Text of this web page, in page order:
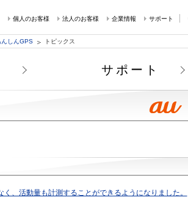
個人のお客様 法人のお客様 企業情報 サポート
んしんGPS トピックス
サポート
、活動量も計測することができるようになりました。